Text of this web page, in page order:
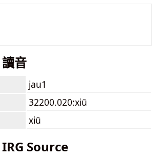
音
jau1
32200.020:xiū
xiū
Source